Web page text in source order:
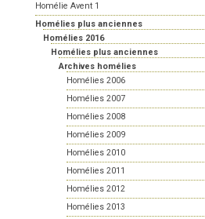
Homélie Avent 1
Homélies plus anciennes
Homélies 2016
Homélies plus anciennes
Archives homélies
Homélies 2006
Homélies 2007
Homélies 2008
Homélies 2009
Homélies 2010
Homélies 2011
Homélies 2012
Homélies 2013